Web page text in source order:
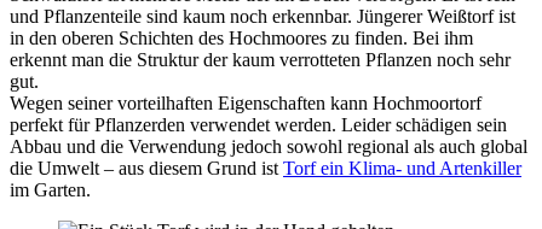
und Pflanzenteile sind kaum noch erkennbar. Jüngerer Weißtorf ist
in den oberen Schichten des Hochmoores zu finden. Bei ihm
erkennt man die Struktur der kaum verrotteten Pflanzen noch sehr
gut.
Wegen seiner vorteilhaften Eigenschaften kann Hochmoortorf
perfekt für Pflanzerden verwendet werden. Leider schädigen sein
Abbau und die Verwendung jedoch sowohl regional als auch global
die Umwelt – aus diesem Grund ist Torf ein Klima- und Artenkiller
im Garten.